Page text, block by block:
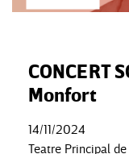
CONCERT
Monfort
14/11/2024
Teatre Principal